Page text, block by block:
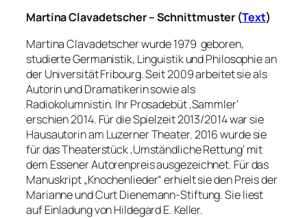
Martina Clavadetscher – Schnittmuster (Text)
Martina Clavadetscher wurde 1979 geboren,
studierte Germanistik, Linguistik und Philosophie an
der Universität Fribourg. Seit 2009 arbeitet sie als
Autorin und Dramatikerin sowie als
Radiokolumnistin. Ihr Prosadebüt ‚Sammler‘
erschien 2014. Für die Spielzeit 2013/2014 war sie
Hausautorin am Luzerner Theater. 2016 wurde sie
für das Theaterstück ‚Umständliche Rettung‘ mit
dem Essener Autorenpreis ausgezeichnet. Für das
Manuskript „Knochenlieder“ erhielt sie den Preis der
Marianne und Curt Dienemann-Stiftung. Sie liest
auf Einladung von Hildegard E. Keller.